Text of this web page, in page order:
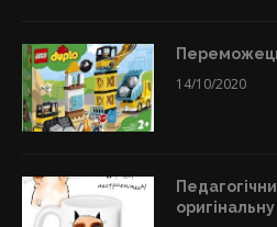
14/10/2020